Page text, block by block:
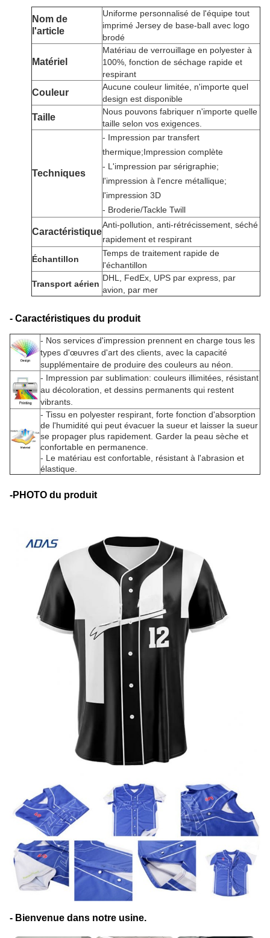
Nom de
l'article
Uniforme personnalisé de l'équipe tout
imprimé Jersey de base-ball avec logo
brodé
Matériel
Matériau de verrouillage en polyester à
100%, fonction de séchage rapide et
respirant
Couleur
Aucune couleur limitée, n'importe quel
design est disponible
Taille
Nous pouvons fabriquer n'importe quelle
taille selon vos exigences.
Techniques
- Impression par transfert
thermique;Impression complète
- L'impression par sérigraphie;
l'impression à l'encre métallique;
l'impression 3D
- Broderie/Tackle Twill
Caractéristique
Anti-pollution, anti-rétrécissement, séché
rapidement et respirant
Échantillon
Temps de traitement rapide de
l'échantillon
Transport aérien
DHL, FedEx, UPS par express, par
avion, par mer
- Caractéristiques du produit
- Nos services d'impression prennent en charge tous les
types d'œuvres d'art des clients, avec la capacité
supplémentaire de produire des couleurs au néon.
- Impression par sublimation: couleurs illimitées, résistant
au décoloration, et dessins permanents qui restent
vibrants.
- Tissu en polyester respirant, forte fonction d'absorption
de l'humidité qui peut évacuer la sueur et laisser la sueur
se propager plus rapidement. Garder la peau sèche et
confortable en permanence.
- Le matériau est confortable, résistant à l'abrasion et
élastique.
-PHOTO du produit
- Bienvenue dans notre usine.